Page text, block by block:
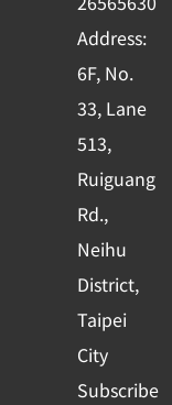
-
s
q
u
a
r
e
Address:
6F, No.
33, Lane
513,
Ruiguang
Rd.,
Neihu
District,
Taipei
City
Subscribe